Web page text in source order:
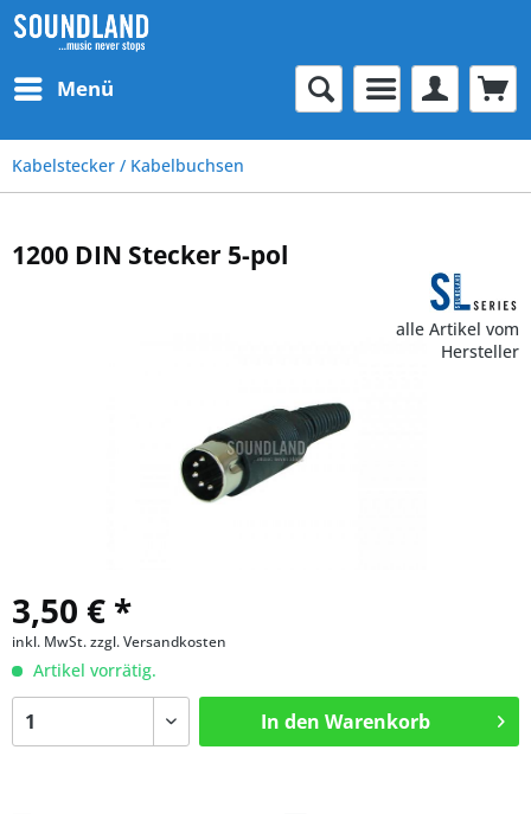
Menü
Kabelstecker / Kabelbuchsen
1200 DIN Stecker 5-pol
alle Artikel vom
Hersteller
3,50 € *
inkl. MwSt.zzgl. Versandkosten
Artikel vorrätig.
In den Warenkorb